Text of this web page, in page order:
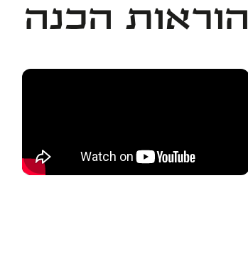
הוראות הכנה